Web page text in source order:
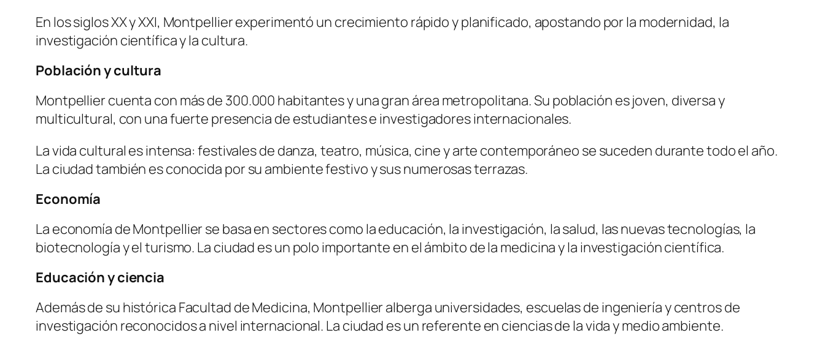
En los siglos XX y XXI, Montpellier experimentó un crecimiento rápido y planificado, apostando por la modernidad, la
investigación científica y la cultura.
Población y cultura
Montpellier cuenta con más de 300.000 habitantes y una gran área metropolitana. Su población es joven, diversa y
multicultural, con una fuerte presencia de estudiantes e investigadores internacionales.
La vida cultural es intensa: festivales de danza, teatro, música, cine y arte contemporáneo se suceden durante todo el año.
La ciudad también es conocida por su ambiente festivo y sus numerosas terrazas.
Economía
La economía de Montpellier se basa en sectores como la educación, la investigación, la salud, las nuevas tecnologías, la
biotecnología y el turismo. La ciudad es un polo importante en el ámbito de la medicina y la investigación científica.
Educación y ciencia
Además de su histórica Facultad de Medicina, Montpellier alberga universidades, escuelas de ingeniería y centros de
investigación reconocidos a nivel internacional. La ciudad es un referente en ciencias de la vida y medio ambiente.